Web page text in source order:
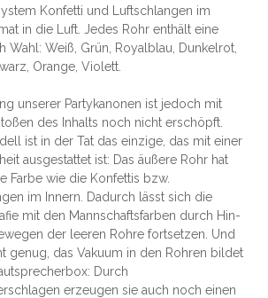
Konfetti und Luftschlangen im
in die Luft. Jedes Rohr enthält eine
Wahl: Weiß, Grün, Royalblau, Dunkelrot,
Orange, Violett.
unserer Partykanonen ist jedoch mit
des Inhalts noch nicht erschöpft.
ist in der Tat das einzige, das mit einer
ausgestattet ist: Das äußere Rohr hat
Farbe wie die Konfettis bzw.
im Innern. Dadurch lässt sich die
mit den Mannschaftsfarben durch Hin-
der leeren Rohre fortsetzen. Und
genug, das Vakuum in den Rohren bildet
Durch
erzeugen sie auch noch einen